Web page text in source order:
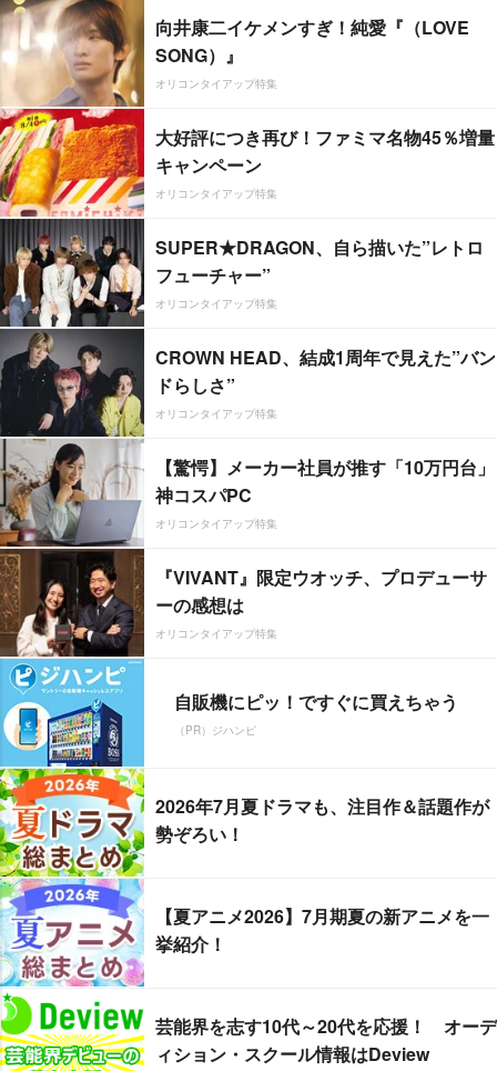
向井康二イケメンすぎ！純愛『（LOVE
SONG）』
オリコンタイアップ特集
大好評につき再び！ファミマ名物45％増量
キャンペーン
オリコンタイアップ特集
SUPER★DRAGON、自ら描いた”レトロ
フューチャー”
オリコンタイアップ特集
CROWN HEAD、結成1周年で見えた”バン
ドらしさ”
オリコンタイアップ特集
【驚愕】メーカー社員が推す「10万円台」
神コスパPC
オリコンタイアップ特集
『VIVANT』限定ウオッチ、プロデューサ
ーの感想は
オリコンタイアップ特集
自販機にピッ！ですぐに買えちゃう
（PR）ジハンピ
2026年7月夏ドラマも、注目作＆話題作が
勢ぞろい！
【夏アニメ2026】7月期夏の新アニメを一
挙紹介！
芸能界を志す10代～20代を応援！ オーデ
ィション・スクール情報はDeview